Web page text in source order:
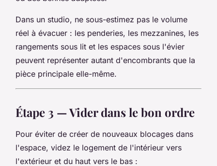
Dans un studio, ne sous-estimez pas le volume
réel à évacuer : les penderies, les mezzanines, les
rangements sous lit et les espaces sous l'évier
peuvent représenter autant d'encombrants que la
pièce principale elle-même.
Étape 3 — Vider dans le bon ordre
Pour éviter de créer de nouveaux blocages dans
l'espace, videz le logement de l'intérieur vers
l'extérieur et du haut vers le bas :